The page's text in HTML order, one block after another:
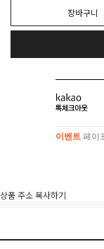
장바구니
이벤트 페이
상품 주소 복사하기